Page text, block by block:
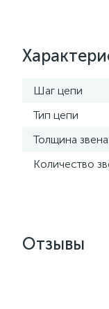
Шаг цепи
Тип цепи
Толщина звена
Количество
Отзывы